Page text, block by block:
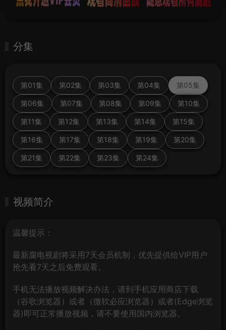
分集
第01集 第02集 第03集 第04集 第05集
第06集 第07集 第08集 第09集 第10集
第11集 第12集 第13集 第14集 第15集
第16集 第17集 第18集 第19集 第20集
第21集 第22集 第23集 第24集
视频简介
温馨提示：
最新腐电视剧将采用7天会员机制，优先提供给VIP用户
抢先看7天之后免费观看。
手机无法播放视频解决办法，请到手机应用商店下载
（谷歌浏览器）或者（微软必应浏览器）或者(Edge浏览
器)即可正常播放视频，请不要使用国内浏览器。